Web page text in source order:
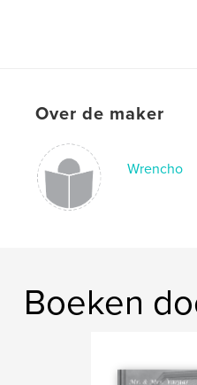
Over de maker
Wrencho
Boeken